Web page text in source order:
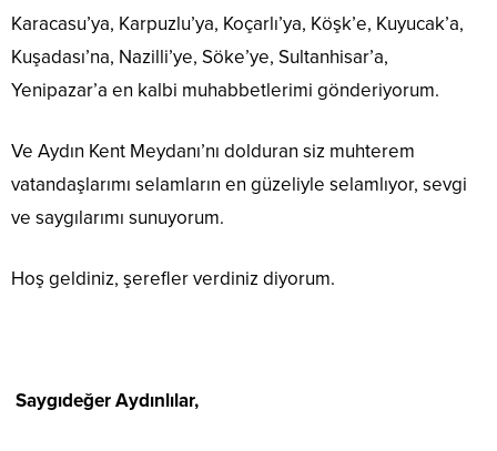
Karacasu’ya, Karpuzlu’ya, Koçarlı’ya, Köşk’e, Kuyucak’a,
Kuşadası’na, Nazilli’ye, Söke’ye, Sultanhisar’a,
Yenipazar’a en kalbi muhabbetlerimi gönderiyorum.
Ve Aydın Kent Meydanı’nı dolduran siz muhterem
vatandaşlarımı selamların en güzeliyle selamlıyor, sevgi
ve saygılarımı sunuyorum.
Hoş geldiniz, şerefler verdiniz diyorum.
Saygıdeğer Aydınlılar,